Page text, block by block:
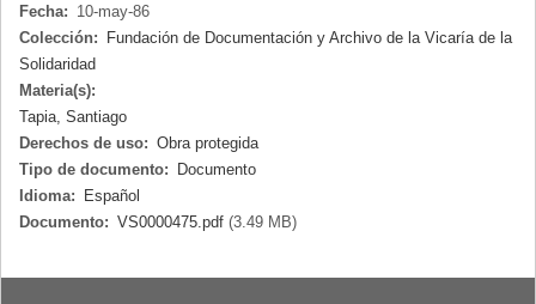
Fecha: 10-may-86
Colección:
Fundación de Documentación y Archivo de la Vicaría de la
Solidaridad
Materia(s):
Tapia, Santiago
Derechos de uso: Obra protegida
Tipo de documento:
Documento
Idioma:
Español
Documento: VS0000475.pdf (3.49 MB)